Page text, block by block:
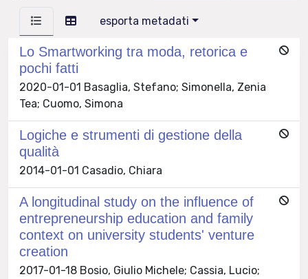
esporta metadati
Lo Smartworking tra moda, retorica e
pochi fatti
2020-01-01 Basaglia, Stefano; Simonella, Zenia
Tea; Cuomo, Simona
Logiche e strumenti di gestione della
qualità
2014-01-01 Casadio, Chiara
A longitudinal study on the influence of
entrepreneurship education and family
context on university students' venture
creation
2017-01-18 Bosio, Giulio Michele; Cassia, Lucio;